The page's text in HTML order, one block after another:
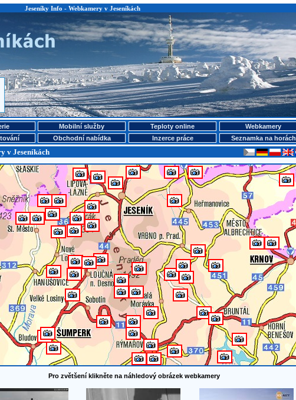
Jeseníky Info - Webkamery v Jeseníkách
Mobilní služby Teploty online
Webkamery
Obchodní nabídka Inzerce práce
Seznamka na horách
v Jeseníkách
Pro zvětšení klikněte na náhledový obrázek webkamery